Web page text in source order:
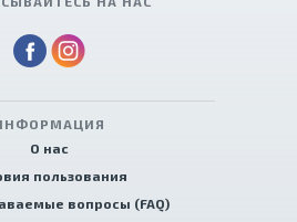
О нас
пользования
вопросы (FAQ)